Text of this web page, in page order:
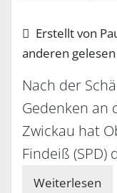
Erstellt von
anderen gelesen
Nach der
Gedenken an
Zwickau hat
Find­eiß
Weiterlesen